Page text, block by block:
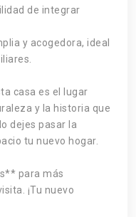
de integrar
y acogedora, ideal
casa es el lugar
y la historia que
dejes pasar la
tu nuevo hogar.
para más
¡Tu nuevo